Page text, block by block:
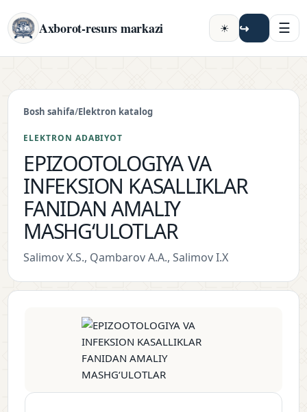
Axborot-resurs markazi ☀ ↪ ☰
Bosh sahifa/Elektron katalog
ELEKTRON ADABIYOT
EPIZOOTOLOGIYA VA
INFEKSION KASALLIKLAR
FANIDAN AMALIY
MASHG‘ULOTLAR
Salimov X.S., Qambarov A.A., Salimov I.X